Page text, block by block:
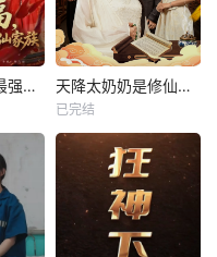
多子多福打造最强修仙家族 天降太奶奶是修仙老祖
已完结